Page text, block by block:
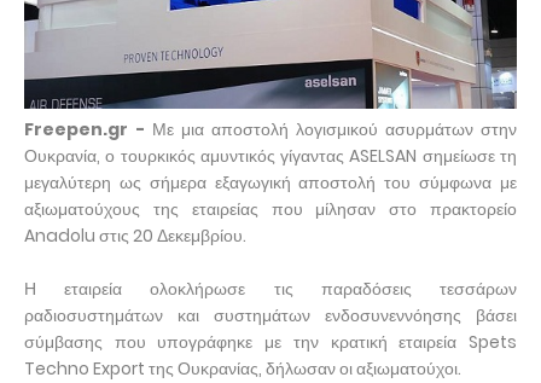
Freepen.gr - Με μια αποστολή λογισμικού ασυρμάτων στην
Ουκρανία, ο τουρκικός αμυντικός γίγαντας ASELSAN σημείωσε τη
μεγαλύτερη ως σήμερα εξαγωγική αποστολή του σύμφωνα με
αξιωματούχους της εταιρείας που μίλησαν στο πρακτορείο
Anadolu στις 20 Δεκεμβρίου.
Η εταιρεία ολοκλήρωσε τις παραδόσεις τεσσάρων
ραδιοσυστημάτων και συστημάτων ενδοσυνεννόησης βάσει
σύμβασης που υπογράφηκε με την κρατική εταιρεία Spets
Techno Export της Ουκρανίας, δήλωσαν οι αξιωματούχοι.